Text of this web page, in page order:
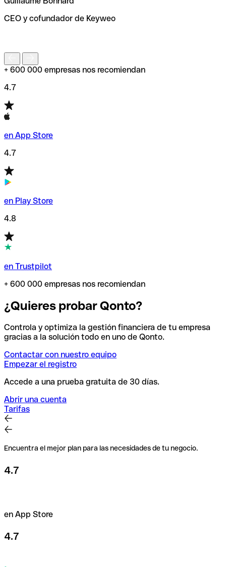
de enviar tu transferencia.
CEO y cofundador de Keyweo
+ 600 000 empresas nos recomiendan
4.7
en App Store
4.7
en Play Store
4.8
en Trustpilot
+ 600 000 empresas nos recomiendan
¿Quieres probar Qonto?
Controla y optimiza la gestión financiera de tu empresa
gracias a la solución todo en uno de Qonto.
Contactar con nuestro equipo
Empezar el registro
Accede a una prueba gratuita de 30 días.
Abrir una cuenta
Tarifas
Encuentra el mejor plan para las necesidades de tu negocio.
4.7
en App Store
4.7